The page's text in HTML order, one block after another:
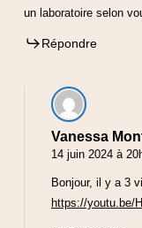
un laboratoire selon
Répondre
Vanessa
14 juin 2024 à
Bonjour, il y a 3
https://youtu.be/